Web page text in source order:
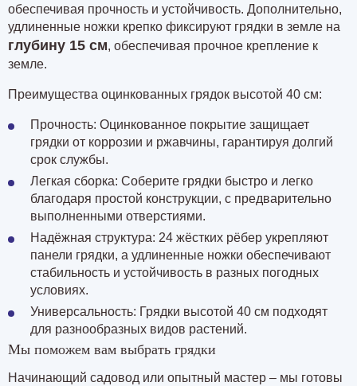
обеспечивая прочность и устойчивость. Дополнительно,
удлиненные ножки крепко фиксируют грядки в земле на
глубину 15 см, обеспечивая прочное крепление к
земле.
Преимущества оцинкованных грядок высотой 40 см:
Прочность: Оцинкованное покрытие защищает
грядки от коррозии и ржавчины, гарантируя долгий
срок службы.
Легкая сборка: Соберите грядки быстро и легко
благодаря простой конструкции, с предварительно
выполненными отверстиями.
Надёжная структура: 24 жёстких рёбер укрепляют
панели грядки, а удлиненные ножки обеспечивают
стабильность и устойчивость в разных погодных
условиях.
Универсальность: Грядки высотой 40 см подходят
для разнообразных видов растений.
Мы поможем вам выбрать грядки
Начинающий садовод или опытный мастер – мы готовы